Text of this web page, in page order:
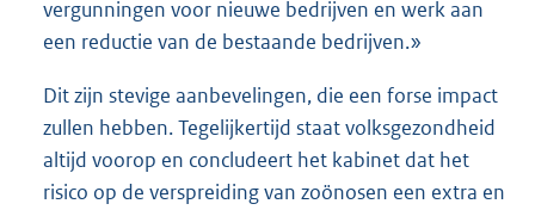
vergunningen voor nieuwe bedrijven en werk aan
een reductie van de bestaande bedrijven.»
Dit zijn stevige aanbevelingen, die een forse impact
zullen hebben. Tegelijkertijd staat volksgezondheid
altijd voorop en concludeert het kabinet dat het
risico op de verspreiding van zoönosen een extra en